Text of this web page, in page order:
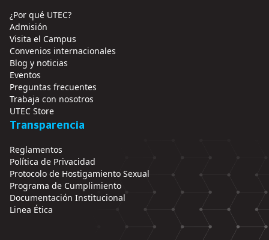
¿Por qué UTEC?
Admisión
Visita el Campus
Convenios internacionales
Blog y noticias
Eventos
Preguntas frecuentes
Trabaja con nosotros
UTEC Store
Transparencia
Reglamentos
Política de Privacidad
Protocolo de Hostigamiento Sexual
Programa de Cumplimiento
Documentación Institucional
Linea Ética